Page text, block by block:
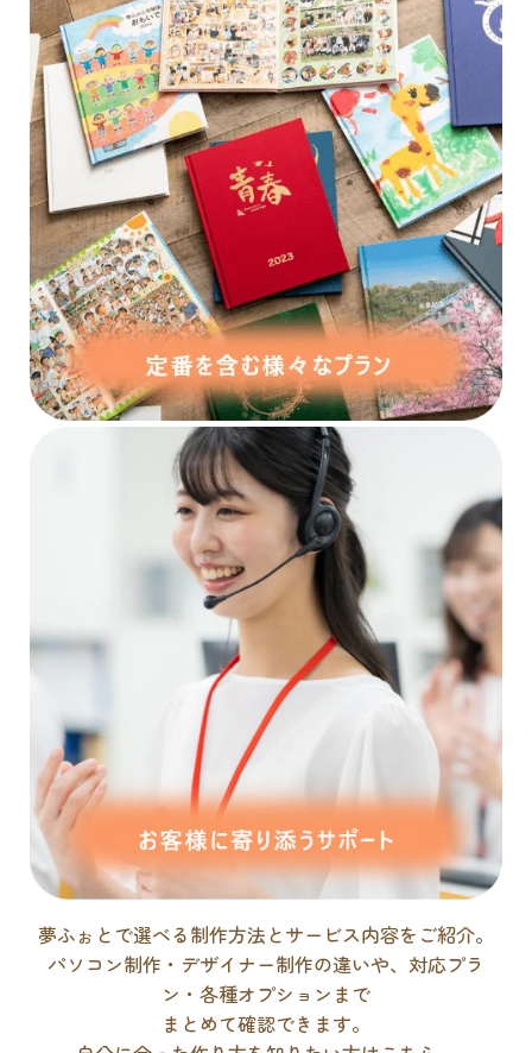
夢ふぉとで選べる制作方法とサービス内容をご紹介。
パソコン制作・デザイナー制作の違いや、対応プラ
ン・各種オプションまで
まとめて確認できます。